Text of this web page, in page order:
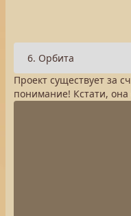
Проект существует за
понимание! Кстати,